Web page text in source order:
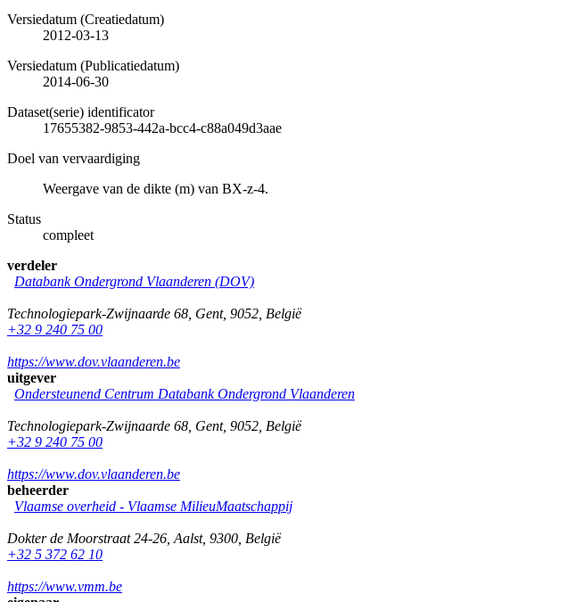
Versiedatum (Creatiedatum)
2012-03-13
Versiedatum (Publicatiedatum)
2014-06-30
Dataset(serie) identificator
17655382-9853-442a-bcc4-c88a049d3aae
Doel van vervaardiging
Weergave van de dikte (m) van BX-z-4.
Status
compleet
verdeler
Databank Ondergrond Vlaanderen (DOV)
Technologiepark-Zwijnaarde 68 Gent, 9052 België
+32 9 240 75 00
https://www.dov.vlaanderen.be
uitgever
Ondersteunend Centrum Databank Ondergrond Vlaanderen
Technologiepark-Zwijnaarde 68 Gent, 9052 België
+32 9 240 75 00
https://www.dov.vlaanderen.be
beheerder
Vlaamse overheid - Vlaamse MilieuMaatschappij
Dokter de Moorstraat 24-26 Aalst, 9300 België
+32 5 372 62 10
https://www.vmm.be